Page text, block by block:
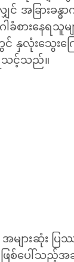
အခြားခန္ဓ
စားနေရသူမ
လုံးသွေးကြေ
သင့်သည်။
များဆုံး ပြ
ဖြစ်ပေါ်သည့်